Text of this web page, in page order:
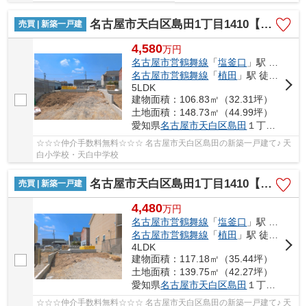
売買 | 新築一戸建 名古屋市天白区島田1丁目1410【仲介手数料無料】新築一戸建て 1号棟
4,580万円
名古屋市営鶴舞線 「塩釜口 」駅 徒歩25分
名古屋市営鶴舞線 「植田 」駅 徒歩27分
5LDK
建物面積：106.83㎡（32.31坪）
土地面積：148.73㎡（44.99坪）
愛知県名古屋市天白区島田 １丁目1401
☆☆☆仲介手数料無料☆☆☆ 名古屋市天白区島田の新築一戸建て♪ 天
白小学校・天白中学校
売買 | 新築一戸建 名古屋市天白区島田1丁目1410【仲介手数料無料】新築一戸建て 2号棟
4,480万円
名古屋市営鶴舞線 「塩釜口 」駅 徒歩25分
名古屋市営鶴舞線 「植田 」駅 徒歩27分
4LDK
建物面積：117.18㎡（35.44坪）
土地面積：139.75㎡（42.27坪）
愛知県名古屋市天白区島田 １丁目1401
☆☆☆仲介手数料無料☆☆☆ 名古屋市天白区島田の新築一戸建て♪ 天